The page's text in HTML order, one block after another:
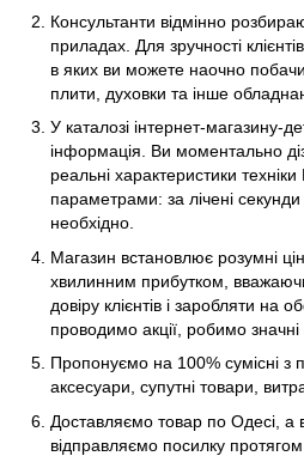
Консультанти відмінно
приладах. Для зручності
в яких ви можете наочно
плити, духовки та інше
У каталозі інтернет-магазину-
інформація. Ви моментально
реальні характеристики
параметрами: за лічені
необхідно.
Магазин встановлює розумні
хвилинним прибутком,
довіру клієнтів і заробляти на
проводимо акції, робимо значні
Пропонуємо на 100% сумісні з
аксесуари, супутні товари,
Доставляємо товар по Одесі, а в
відправляємо посилку